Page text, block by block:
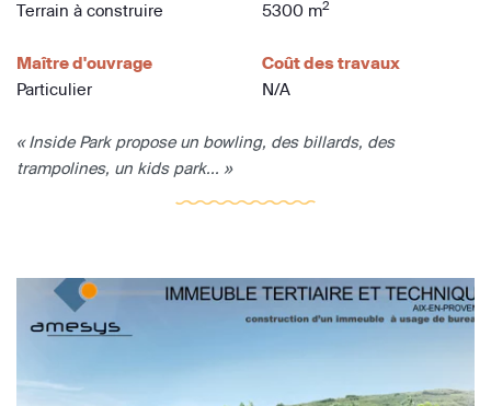
Terrain à construire 5300 m2
Maître d'ouvrage
Particulier
Coût des travaux
N/A
« Inside Park propose un bowling, des billards, des
trampolines, un kids park... »